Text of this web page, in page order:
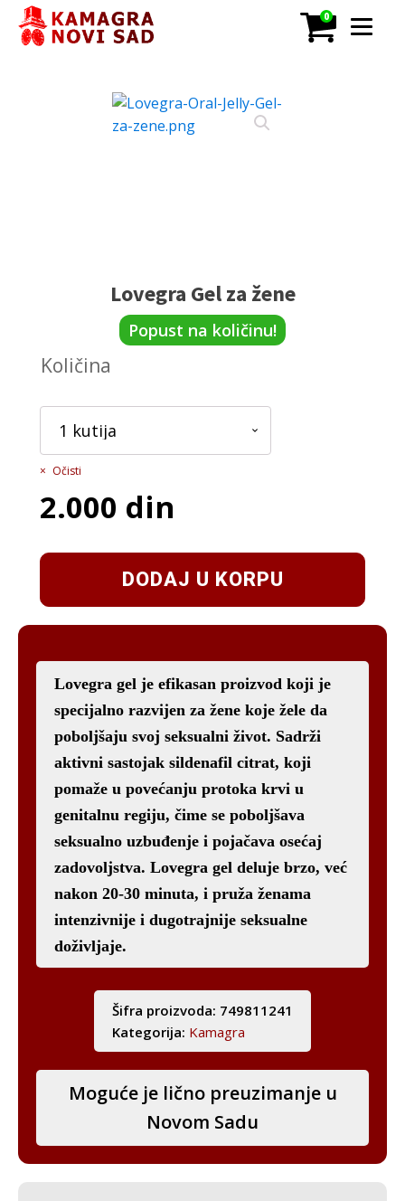
0
Lovegra Gel za žene
Popust na količinu!
Količina
Očisti
2.000 din
DODAJ U KORPU
Lovegra gel je efikasan proizvod koji je
specijalno razvijen za žene koje žele da
poboljšaju svoj seksualni život. Sadrži
aktivni sastojak sildenafil citrat, koji
pomaže u povećanju protoka krvi u
genitalnu regiju, čime se poboljšava
seksualno uzbuđenje i pojačava osećaj
zadovoljstva. Lovegra gel deluje brzo, već
nakon 20-30 minuta, i pruža ženama
intenzivnije i dugotrajnije seksualne
doživljaje.
Šifra proizvoda: 749811241
Kategorija: Kamagra
Moguće je lično preuzimanje u
Novom Sadu